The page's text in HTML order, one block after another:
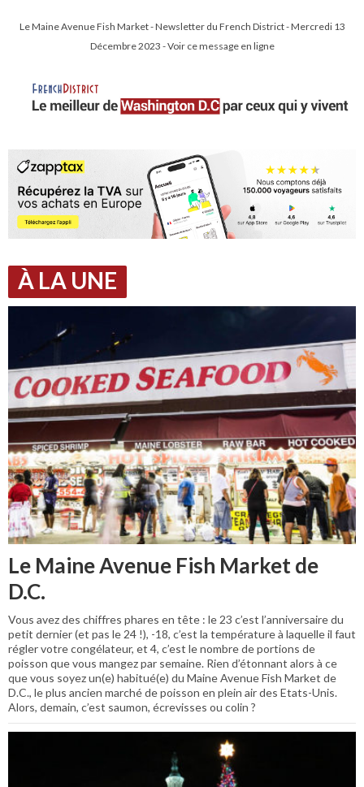
Le Maine Avenue Fish Market - Newsletter du French District - Mercredi 13
Décembre 2023 - Voir ce message en ligne
À LA UNE
Le Maine Avenue Fish Market de
D.C.
Vous avez des chiffres phares en tête : le 23 c’est l’anniversaire du
petit dernier (et pas le 24 !), -18, c’est la température à laquelle il faut
régler votre congélateur, et 4, c’est le nombre de portions de
poisson que vous mangez par semaine. Rien d’étonnant alors à ce
que vous soyez un(e) habitué(e) du Maine Avenue Fish Market de
D.C., le plus ancien marché de poisson en plein air des Etats-Unis.
Alors, demain, c’est saumon, écrevisses ou colin ?